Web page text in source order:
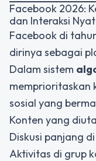
Facebook 2026:
dan Interaksi
Facebook di
dirinya sebagai
Dalam sistem
memprioritaskan
sosial yang
Konten yang
Diskusi panjang
Aktivitas di grup